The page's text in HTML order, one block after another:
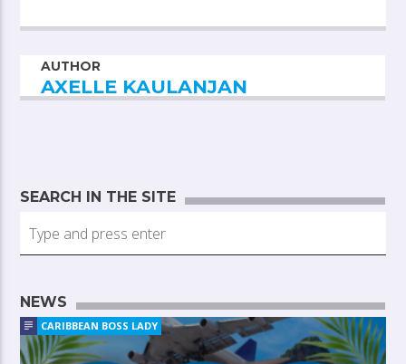
AUTHOR
AXELLE KAULANJAN
SEARCH IN THE SITE
NEWS
CARIBBEAN BOSS LADY